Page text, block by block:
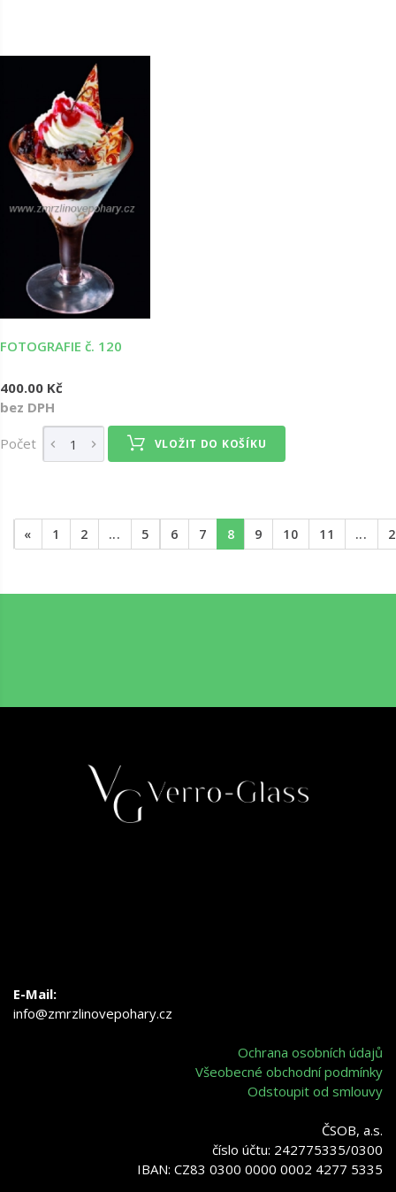
FOTOGRAFIE č. 120
400.00 Kč
bez DPH
Počet VLOŽIT DO KOŠÍKU
« 1 2 ... 5 6 7 8 9 10 11 ...
E-Mail:
info@zmrzlinovepohary.cz
Ochrana osobních údajů
Všeobecné obchodní podmínky
Odstoupit od smlouvy
ČSOB, a.s.
číslo účtu: 242775335/0300
IBAN: CZ83 0300 0000 0002 4277 5335